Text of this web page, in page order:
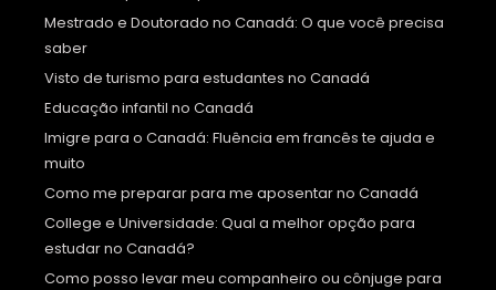
Mestrado e Doutorado no Canadá: O que você precisa
saber
Visto de turismo para estudantes no Canadá
Educação infantil no Canadá
Imigre para o Canadá: Fluência em francês te ajuda e
muito
Como me preparar para me aposentar no Canadá
College e Universidade: Qual a melhor opção para
estudar no Canadá?
Como posso levar meu companheiro ou cônjuge para